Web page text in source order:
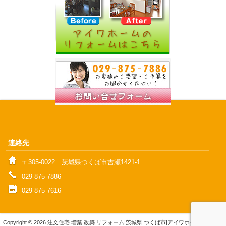
連絡先
〒305‐0022 茨城県つくば市吉瀬1421‐1
029-875-7886
029-875-7616
Copyright © 2026 注文住宅 増築 改築 リフォーム|茨城県 つくば市|アイワホーム株式会社